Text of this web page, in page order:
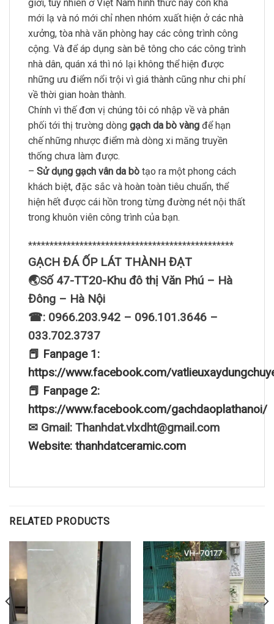
giới, tuy nhiên ở Việt Nam hình thức này còn khá
mới lạ và nó mới chỉ nhen nhóm xuất hiện ở các nhà
xưởng, tòa nhà văn phòng hay các công trình công
cộng. Và để áp dụng sàn bê tông cho các công trình
nhà dân, quán xá thì nó lại không thể hiện được
những ưu điểm nổi trội vì giá thành cũng như chi phí
về thời gian hoàn thành.
Chính vì thế đơn vị chúng tôi có nhập về và phân
phối tới thị trường dòng gạch da bò vàng để hạn
chế những nhược điểm mà dòng xi măng truyền
thống chưa làm được.
– Sử dụng gạch vân da bò tạo ra một phong cách
khách biệt, đặc sắc và hoàn toàn tiêu chuẩn, thể
hiện hết được cái hồn trong từng đường nét nội thất
trong khuôn viên công trình của bạn.
************************************************
GẠCH ĐÁ ỐP LÁT THÀNH ĐẠT
🌏Số 47-TT20-Khu đô thị Văn Phú – Hà
Đông – Hà Nội
☎: 0966.203.942 – 096.101.3646 –
033.702.3737
📕 Fanpage 1:
https://www.facebook.com/
📕 Fanpage 2:
https://www.facebook.com/gachdaoplathanoi/
✉ Gmail: Thanhdat.vlxdht@gmail.com
Website: thanhdatceramic.com
RELATED PRODUCTS